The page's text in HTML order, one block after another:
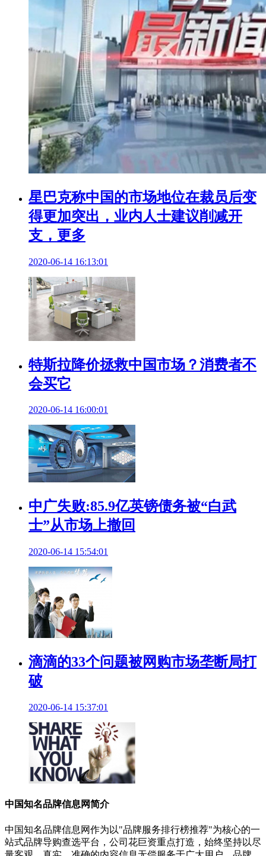
星巴克称中国的市场地位在裁员后变
得更加突出，业内人士建议削减开
支，更多
2020-06-14 16:13:01
特斯拉降价拯救中国市场？消费者不
会买它
2020-06-14 16:00:01
中广失败:85.9亿英镑债务被“白武
士”从市场上撤回
2020-06-14 15:54:01
滴滴的33个问题被网购市场垄断局打
破
2020-06-14 15:37:01
中国知名品牌信息网简介
中国知名品牌信息网作为以"品牌服务排行榜推荐"为核心的一
站式品牌导购查选平台，公司花巨资重点打造，始终坚持以尽